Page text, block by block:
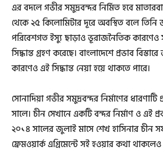
এর বদলে গভীর সমুদ্রবন্দর নির্মিত হবে
থেকে ২৫ কিলোমিটার দূরে অবস্থিত বলে তিনি
পরিবেশগত ইস্যু ছাড়াও ভূরাজনৈতিক কারণেও
সিদ্ধান্ত গ্রহণ করেছে। বাংলাদেশে প্রভাব
কারণেও এই সিদ্ধান্ত নেয়া হয়ে থাকতে পারে।
সোনাদিয়া গভীর সমুদ্রবন্দর নির্মাণের
সালে। চীন সেখানে একটি বন্দর নির্মাণ ও এই
২০১৪ সালের জুলাই মাসে শেখ হাসিনার চীন
ফ্রেমওয়ার্ক এগ্রিমেন্টে সই হওয়ার কথা